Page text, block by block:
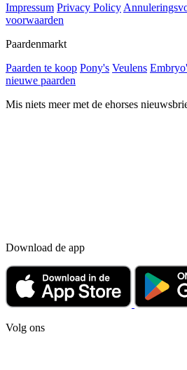
Impressum Privacy Policy
voorwaarden
Paardenmarkt
Paarden te koop Pony's Veulens
nieuwe paarden
Mis niets meer met de ehorses
Download de app
Volg ons